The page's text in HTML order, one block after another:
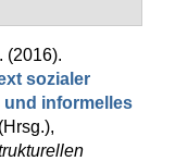
. (2016).
sozialer
und informelles
(Hrsg.),